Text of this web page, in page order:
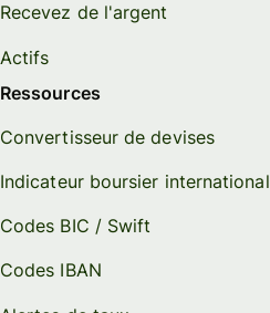
Recevez de l'argent
Actifs
Ressources
Convertisseur de devises
Indicateur boursier international
Codes BIC / Swift
Codes IBAN